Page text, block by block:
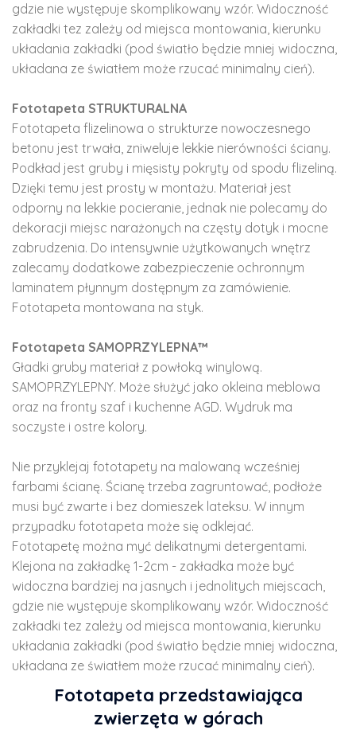
gdzie nie występuje skomplikowany wzór. Widoczność
zakładki tez zależy od miejsca montowania, kierunku
układania zakładki (pod światło będzie mniej widoczna,
układana ze światłem może rzucać minimalny cień).
Fototapeta STRUKTURALNA
Fototapeta flizelinowa o strukturze nowoczesnego
betonu jest trwała, zniweluje lekkie nierówności ściany.
Podkład jest gruby i mięsisty pokryty od spodu flizeliną.
Dzięki temu jest prosty w montażu. Materiał jest
odporny na lekkie pocieranie, jednak nie polecamy do
dekoracji miejsc narażonych na częsty dotyk i mocne
zabrudzenia. Do intensywnie użytkowanych wnętrz
zalecamy dodatkowe zabezpieczenie ochronnym
laminatem płynnym dostępnym za zamówienie.
Fototapeta montowana na styk.
Fototapeta SAMOPRZYLEPNA™
Gładki gruby materiał z powłoką winylową.
SAMOPRZYLEPNY. Może służyć jako okleina meblowa
oraz na fronty szaf i kuchenne AGD. Wydruk ma
soczyste i ostre kolory.
Nie przyklejaj fototapety na malowaną wcześniej
farbami ścianę. Ścianę trzeba zagruntować, podłoże
musi być zwarte i bez domieszek lateksu. W innym
przypadku fototapeta może się odklejać.
Fototapetę można myć delikatnymi detergentami.
Klejona na zakładkę 1-2cm - zakładka może być
widoczna bardziej na jasnych i jednolitych miejscach,
gdzie nie występuje skomplikowany wzór. Widoczność
zakładki tez zależy od miejsca montowania, kierunku
układania zakładki (pod światło będzie mniej widoczna,
układana ze światłem może rzucać minimalny cień).
Fototapeta przedstawiająca
zwierzęta w górach